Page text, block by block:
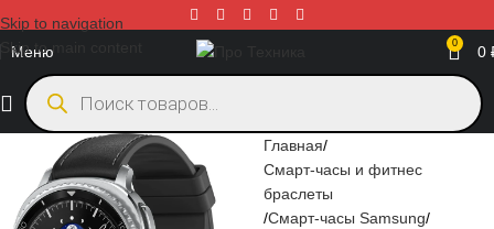
Skip to navigation
Skip to main content
Меню 0 0
Главная
Смарт-часы и фитнес
браслеты
Смарт-часы Samsung